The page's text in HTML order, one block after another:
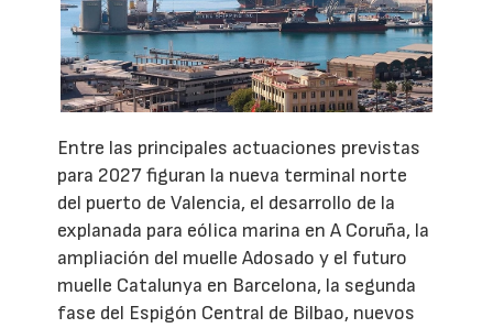
Entre las principales actuaciones previstas
para 2027 figuran la nueva terminal norte
del puerto de Valencia, el desarrollo de la
explanada para eólica marina en A Coruña, la
ampliación del muelle Adosado y el futuro
muelle Catalunya en Barcelona, la segunda
fase del Espigón Central de Bilbao, nuevos